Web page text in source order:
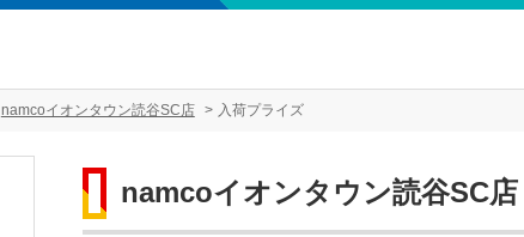
namcoイオンタウン読谷SC店 入荷プライズ
namcoイオンタウン読谷SC店